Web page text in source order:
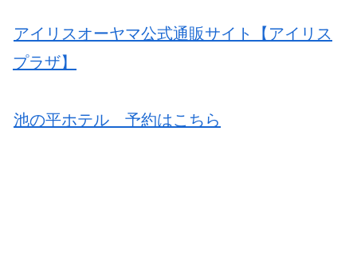
アイリスオーヤマ公式通販サイト【アイリス
プラザ】
池の平ホテル 予約はこちら